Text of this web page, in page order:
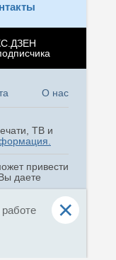
О нас
ТВ и
привести
даете
×